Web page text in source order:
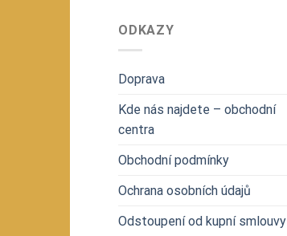
ODKAZY
Doprava
Kde nás najdete – obchodní
centra
Obchodní podmínky
Ochrana osobních údajů
Odstoupení od kupní smlouvy